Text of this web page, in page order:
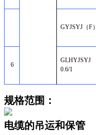
GYJSYJ （F
6
GLHYJSYJ
0.6/1
规格范围：
电缆的吊运和保管